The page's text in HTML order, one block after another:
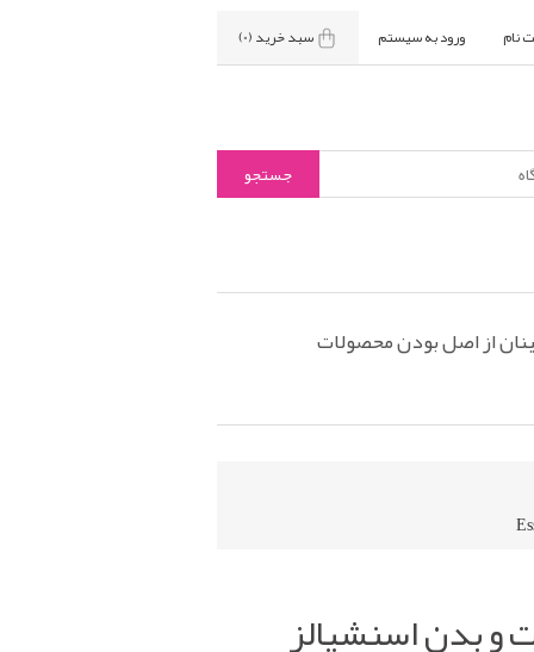
نام ورود به سیستم سبد خرید(0)
از اصل بودن محصولات
و بدن اسنشیالز